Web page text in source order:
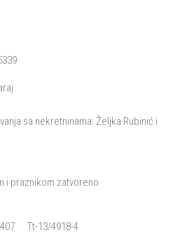
sa nekretninama: Željka Rubinić i
i praznikom zatvoreno
Tt-13/4918-4